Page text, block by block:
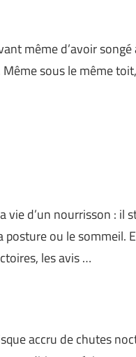
même d’avoir songé
sous le même
vie d’un nourrisson : il
posture ou le sommeil.
les avis …
accru de chutes